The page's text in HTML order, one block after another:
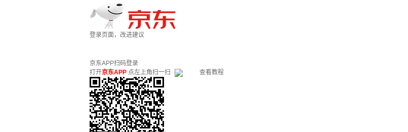
登录页面，改进建议
京东APP扫码登录
打开京东APP 点左上角扫一扫 查看教程